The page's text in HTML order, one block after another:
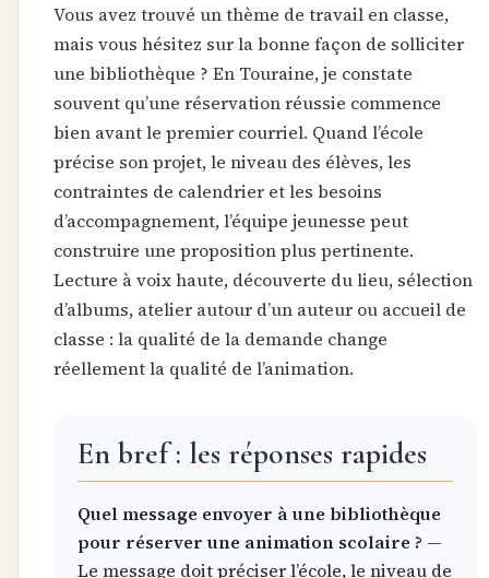
Vous avez trouvé un thème de travail en classe,
mais vous hésitez sur la bonne façon de solliciter
une bibliothèque ? En Touraine, je constate
souvent qu’une réservation réussie commence
bien avant le premier courriel. Quand l’école
précise son projet, le niveau des élèves, les
contraintes de calendrier et les besoins
d’accompagnement, l’équipe jeunesse peut
construire une proposition plus pertinente.
Lecture à voix haute, découverte du lieu, sélection
d’albums, atelier autour d’un auteur ou accueil de
classe : la qualité de la demande change
réellement la qualité de l’animation.
En bref : les réponses rapides
Quel message envoyer à une bibliothèque
pour réserver une animation scolaire ? —
Le message doit préciser l’école, le niveau de